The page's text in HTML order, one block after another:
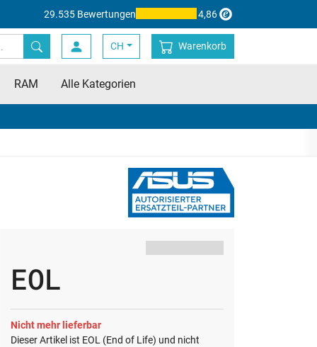
29.535 Bewertungen 4,86
CH Warenkorb
RAM Alle Kategorien
EOL
Nicht mehr lieferbar
Dieser Artikel ist EOL (End of Life) und nicht